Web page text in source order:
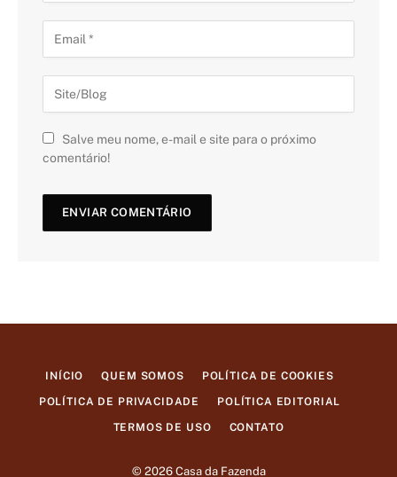
Salve meu nome, e-mail e site para o próximo
comentário!
INÍCIO QUEM SOMOS POLÍTICA DE COOKIES
POLÍTICA DE PRIVACIDADE POLÍTICA EDITORIAL
TERMOS DE USO CONTATO
© 2026 Casa da Fazenda